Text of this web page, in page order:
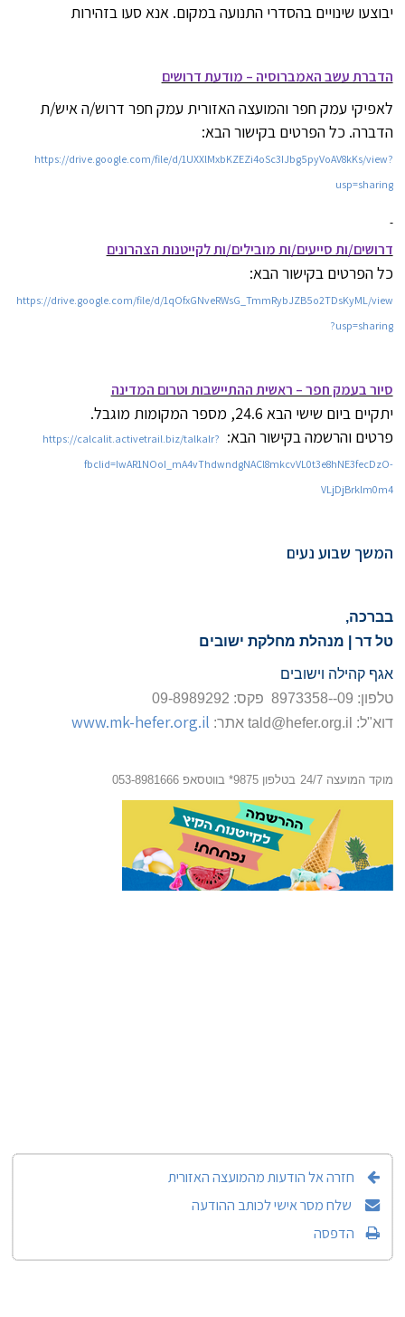
יבוצעו שינויים בהסדרי התנועה במקום. אנא סעו בזהירות
הדברת עשב האמברוסיה – מודעת דרושים
לאפיקי עמק חפר והמועצה האזורית עמק חפר דרוש/ה איש/ת
הדברה. כל הפרטים בקישור הבא:
https://drive.google.com/file/d/1UXXlMxbKZEZi4oSc3IJbg5pyVoAV8kKs/view?
usp=sharing
דרושים/ות סייעים/ות מובילים/ות לקייטנות הצהרונים
כל הפרטים בקישור הבא:
https://drive.google.com/file/d/1qOfxGNveRWsG_TmmRybJZB5o2TDsKyML/view
?usp=sharing
סיור בעמק חפר – ראשית ההתיישבות וטרום המדינה
יתקיים ביום שישי הבא 24.6, מספר המקומות מוגבל.
פרטים והרשמה בקישור הבא:
https://calcalit.activetrail.biz/talkalr?
fbclid=IwAR1NOoI_mA4vThdwndgNACl8mkcvVL0t3e8hNE3fecDzO-
VLjDjBrklm0m4
המשך שבוע נעים
בברכה,
טל דר | מנהלת מחלקת ישובים
אגף קהילה וישובים
טלפון: 09--8973358 פקס: 09-8989292
דוא"ל: tald@hefer.org.il אתר: www.mk-hefer.org.il
מוקד המועצה 24/7 בטלפון 9875* בווטסאפ 053-8981666
חזרה אל הודעות מהמועצה האזורית
שלח מסר אישי לכותב ההודעה
הדפסה